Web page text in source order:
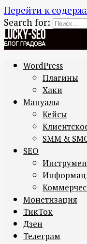
Перейти к
Search for:
WordPress
Плагины
Хаки
Мануалы
Кейсы
SMM &
SEO
Монетизация
ТикТок
Дзен
Телеграм